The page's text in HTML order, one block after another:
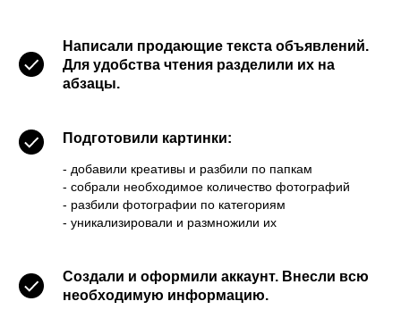
Написали продающие текста объявлений.
Для удобства чтения разделили их на
абзацы.
Подготовили картинки:
- добавили креативы и разбили по папкам
- собрали необходимое количество фотографий
- разбили фотографии по категориям
- уникализировали и размножили их
Создали и оформили аккаунт. Внесли всю
необходимую информацию.